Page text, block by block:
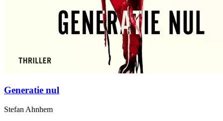
Generatie nul
Stefan Ahnhem